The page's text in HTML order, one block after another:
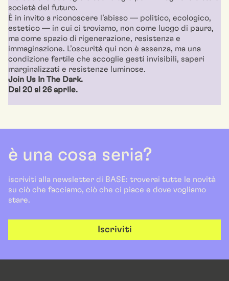
società del futuro.
È in invito a riconoscere l’abisso — politico, ecologico,
estetico — in cui ci troviamo, non come luogo di paura,
ma come spazio di rigenerazione, resistenza e
immaginazione. L’oscurità qui non è assenza, ma una
condizione fertile che accoglie gesti invisibili, saperi
marginalizzati e resistenze luminose.
Join Us In The Dark.
Dal 20 al 26 aprile.
è una cosa seria?
iscriviti alla newsletter di BASE: troverai tutte le novità
su ciò che facciamo, ciò che ci piace e dove vogliamo
stare.
Iscriviti